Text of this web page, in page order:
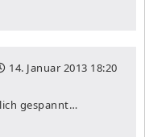
14. Januar 2013 18:20
gespannt…